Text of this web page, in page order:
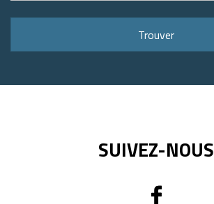
Trouver
SUIVEZ-NOUS